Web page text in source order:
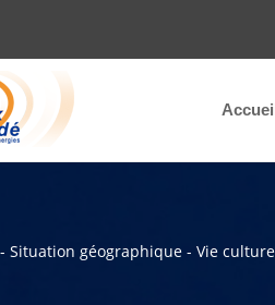
Situation géographique - Vie